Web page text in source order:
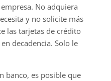
No adquiera
y no solicite más
las tarjetas de crédito
decadencia. Solo le
banco, es posible que